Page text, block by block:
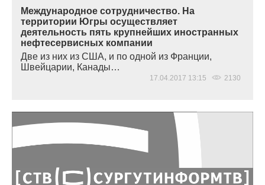
Международное сотрудничество. На
территории Югры осуществляет
деятельность пять крупнейших иностранных
нефтесервисных компании
Две из них из США, и по одной из Франции,
Швейцарии, Канады…
17.04.2017 13:15 2130